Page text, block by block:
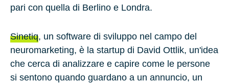
pari con quella di Berlino e Londra.
Sinetiq, un software di sviluppo nel campo del
neuromarketing, è la startup di David Ottlik, un'idea
che cerca di analizzare e capire come le persone
si sentono quando guardano a un annuncio, un